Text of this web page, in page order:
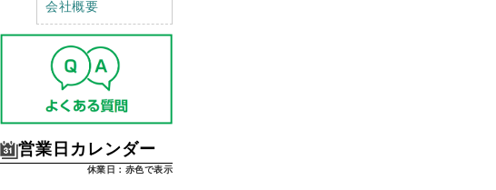
会社概要
営業日カレンダー
休業日：赤色で表示